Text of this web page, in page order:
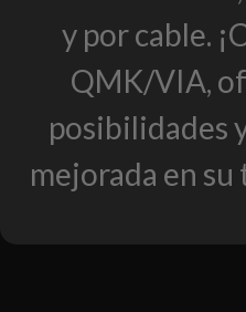
y por cable.
QMK/VIA,
posibilidades
mejorada en